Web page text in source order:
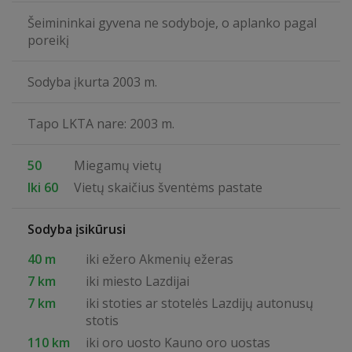
Šeimininkai gyvena ne sodyboje, o aplanko pagal
poreikį
Sodyba įkurta 2003 m.
Tapo LKTA nare: 2003 m.
50
Miegamų vietų
Iki 60
Vietų skaičius šventėms pastate
Sodyba įsikūrusi
40 m
iki ežero Akmenių ežeras
7 km
iki miesto Lazdijai
7 km
iki stoties ar stotelės Lazdijų autonusų
stotis
110 km
iki oro uosto Kauno oro uostas